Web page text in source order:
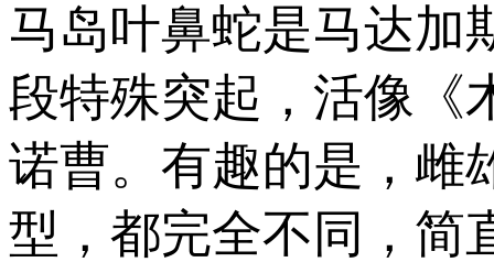
马岛叶鼻蛇是马达加
段特殊突起，活像《
诺曹。有趣的是，雌
型，都完全不同，简